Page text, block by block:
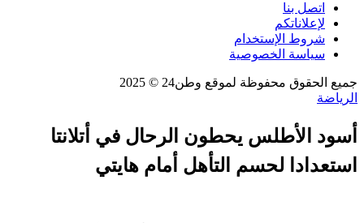
اتصل بنا
لإعلاناتكم
شروط الإستخدام
سياسة الخصوصية
جميع الحقوق محفوظة لموقع وطن24 © 2025
الرياضة
أسود الأطلس يحطون الرحال في أتلانتا
استعدادا لحسم التأهل أمام هايتي